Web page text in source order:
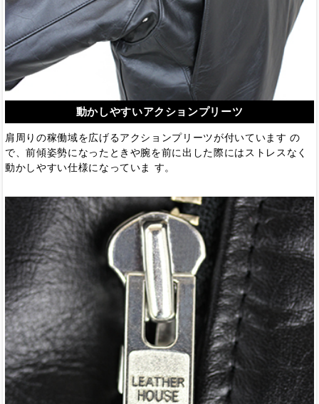
動かしやすいアクションプリーツ
肩周りの稼働域を広げるアクションプリーツが付いています の
で、前傾姿勢になったときや腕を前に出した際にはストレスなく
動かしやすい仕様になっていま す。